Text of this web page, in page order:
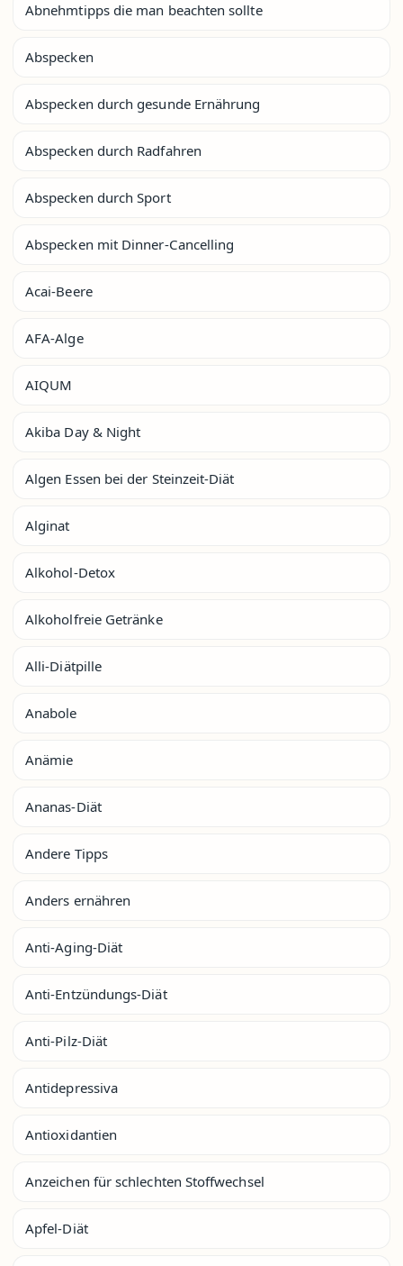
Abnehmtipps die man beachten sollte
Abspecken
Abspecken durch gesunde Ernährung
Abspecken durch Radfahren
Abspecken durch Sport
Abspecken mit Dinner-Cancelling
Acai-Beere
AFA-Alge
AIQUM
Akiba Day & Night
Algen Essen bei der Steinzeit-Diät
Alginat
Alkohol-Detox
Alkoholfreie Getränke
Alli-Diätpille
Anabole
Anämie
Ananas-Diät
Andere Tipps
Anders ernähren
Anti-Aging-Diät
Anti-Entzündungs-Diät
Anti-Pilz-Diät
Antidepressiva
Antioxidantien
Anzeichen für schlechten Stoffwechsel
Apfel-Diät